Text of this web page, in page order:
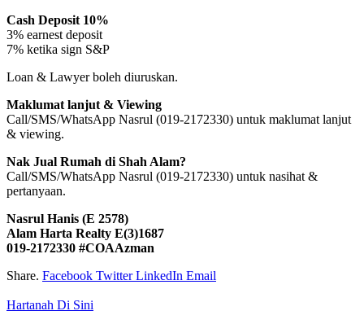
Cash Deposit 10%
3% earnest deposit
7% ketika sign S&P
Loan & Lawyer boleh diuruskan.
Maklumat lanjut & Viewing
Call/SMS/WhatsApp Nasrul (019-2172330) untuk maklumat lanjut
& viewing.
Nak Jual Rumah di Shah Alam?
Call/SMS/WhatsApp Nasrul (019-2172330) untuk nasihat &
pertanyaan.
Nasrul Hanis (E 2578)
Alam Harta Realty E(3)1687
019-2172330 #COAAzman
Share. Facebook Twitter LinkedIn Email
Hartanah Di Sini